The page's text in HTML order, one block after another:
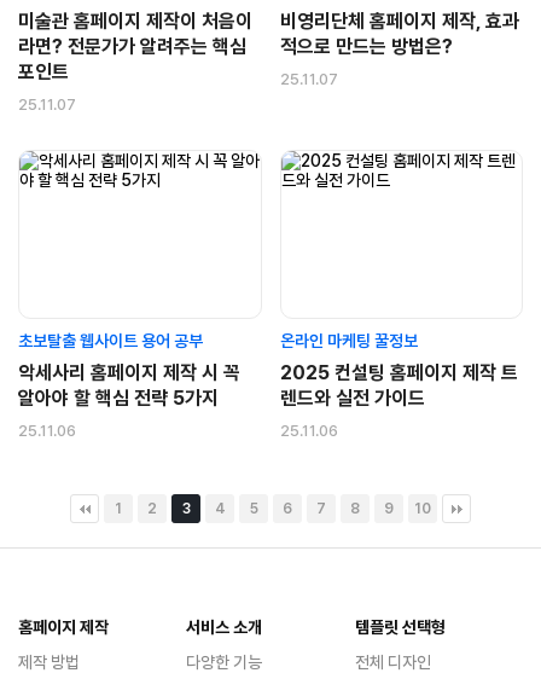
미술관 홈페이지 제작이 처음이
라면? 전문가가 알려주는 핵심
포인트
25.11.07
비영리단체 홈페이지 제작, 효과
적으로 만드는 방법은?
25.11.07
초보탈출 웹사이트 용어 공부
악세사리 홈페이지 제작 시 꼭
알아야 할 핵심 전략 5가지
25.11.06
온라인 마케팅 꿀정보
2025 컨설팅 홈페이지 제작 트
렌드와 실전 가이드
25.11.06
1 2 3 4 5 6 7 8 9 10
홈페이지 제작
제작 방법
서비스 소개
다양한 기능
템플릿 선택형
전체 디자인